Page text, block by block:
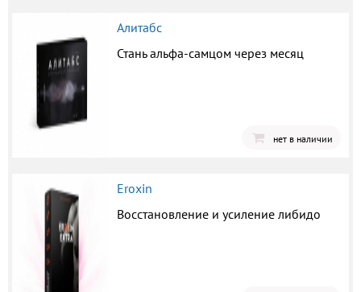
Алитабс
Стань альфа-самцом через месяц
нет в наличии
Eroxin
Восстановление и усиление либидо